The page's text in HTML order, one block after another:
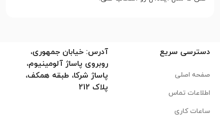
دسترسی سریع
صفحه اصلی
اطلاعات تماس
ساعات کاری
آدرس: خیابان جمهوری،
روبروی پاساژ آلومینیوم،
پاساژ شرکا، طبقه همکف،
پلاک 212